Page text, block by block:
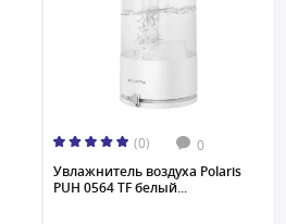
(0) 0
Увлажнитель воздуха Polaris
PUH 0564 TF белый...